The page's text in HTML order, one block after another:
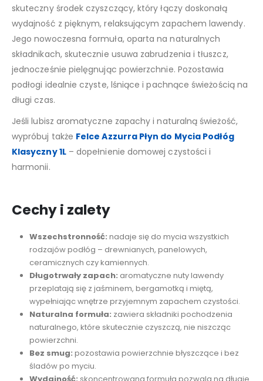
skuteczny środek czyszczący, który łączy doskonałą
wydajność z pięknym, relaksującym zapachem lawendy.
Jego nowoczesna formuła, oparta na naturalnych
składnikach, skutecznie usuwa zabrudzenia i tłuszcz,
jednocześnie pielęgnując powierzchnie. Pozostawia
podłogi idealnie czyste, lśniące i pachnące świeżością na
długi czas.
Jeśli lubisz aromatyczne zapachy i naturalną świeżość,
wypróbuj także Felce Azzurra Płyn do Mycia Podłóg
Klasyczny 1L– dopełnienie domowej czystości i
harmonii.
Cechy i zalety
Wszechstronność: nadaje się do mycia wszystkich
rodzajów podłóg – drewnianych, panelowych,
ceramicznych czy kamiennych.
Długotrwały zapach: aromatyczne nuty lawendy
przeplatają się z jaśminem, bergamotką i miętą,
wypełniając wnętrze przyjemnym zapachem czystości.
Naturalna formuła: zawiera składniki pochodzenia
naturalnego, które skutecznie czyszczą, nie niszcząc
powierzchni.
Bez smug: pozostawia powierzchnie błyszczące i bez
śladów po myciu.